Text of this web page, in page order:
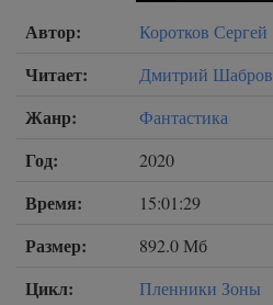
Автор: Коротков Сергей
Читает: Дмитрий Шабров
Жанр: Фантастика
Год: 2020
Время: 15:01:29
Размер: 892.0 Мб
Цикл: Пленники Зоны